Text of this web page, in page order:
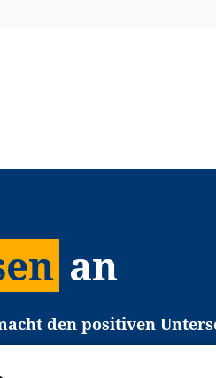
an
den positiven
einem erfolgreichen